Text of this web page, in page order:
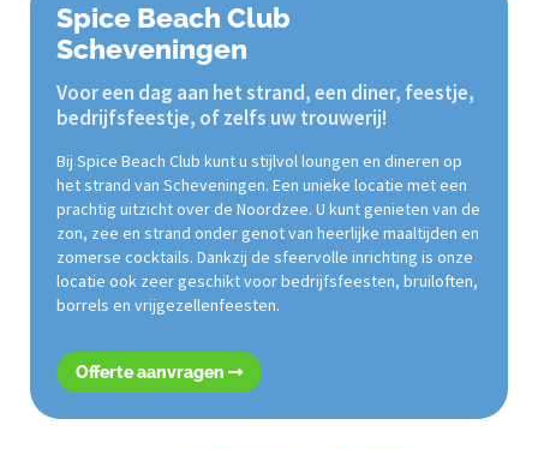
Spice Beach Club
Scheveningen
Voor een dag aan het strand, een diner, feestje,
bedrijfsfeestje, of zelfs uw trouwerij!
Bij Spice Beach Club kunt u stijlvol loungen en dineren op
het strand van Scheveningen. Een unieke locatie met een
prachtig uitzicht over de Noordzee. U kunt genieten van de
zon, zee en strand onder genot van heerlijke maaltijden en
zomerse cocktails. Dankzij de sfeervolle inrichting is onze
locatie ook zeer geschikt voor bedrijfsfeesten, bruiloften,
borrels en vrijgezellenfeesten.
Offerte aanvragen